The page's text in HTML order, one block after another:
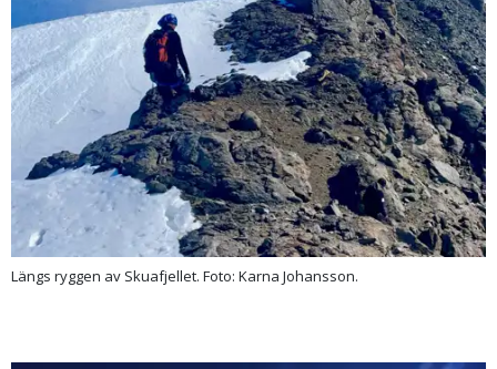
Längs ryggen av Skuafjellet. Foto: Karna Johansson.